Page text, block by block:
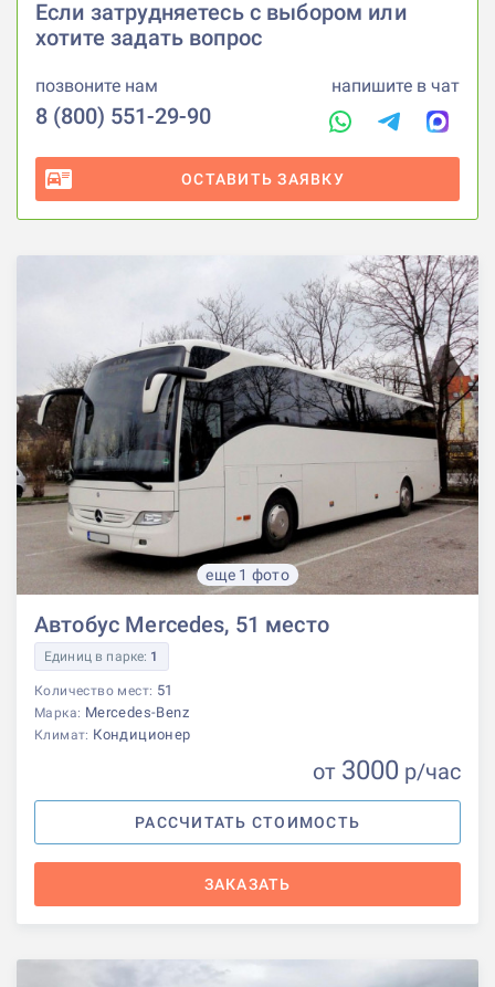
еще 1 фото
Автобус Mercedes, 51 место
Единиц в парке: 1
Количество мест: 51
Марка: Mercedes-Benz
Климат: Кондиционер
от 3000 р/час
РАССЧИТАТЬ СТОИМОСТЬ
ЗАКАЗАТЬ
Если затрудняетесь с выбором или
хотите задать вопрос
позвоните нам
8 (800) 551-29-90
напишите в чат
ОСТАВИТЬ ЗАЯВКУ